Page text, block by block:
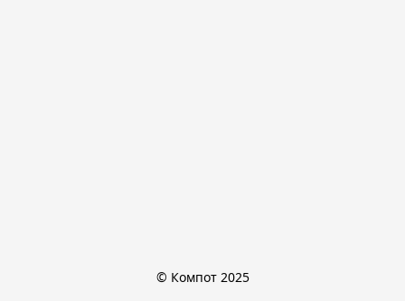
© Компот 2025